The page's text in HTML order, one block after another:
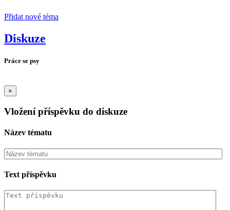
Přidat nové téma
Diskuze
Práce se psy
×
Vložení příspěvku do diskuze
Název tématu
Text příspěvku